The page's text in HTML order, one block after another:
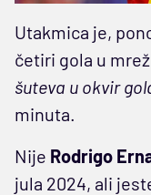
Utakmica je,
četiri gola u
šuteva u okvir
minuta.
Nije Rodrigo
jula 2024, ali